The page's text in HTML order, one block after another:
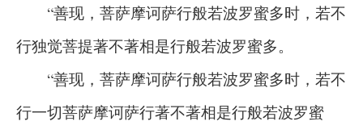
“善现，菩萨摩诃萨行般若波罗蜜多时，若不
行独觉菩提著不著相是行般若波罗蜜多。
“善现，菩萨摩诃萨行般若波罗蜜多时，若不
行一切菩萨摩诃萨行著不著相是行般若波罗蜜